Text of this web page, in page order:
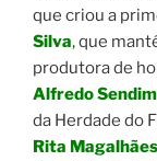
que criou a
Silva, que
produtora de
Alfredo Sendim
da Herdade do
Rita Magalhães